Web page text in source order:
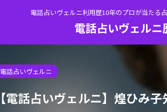
電話占いヴェルニ利用歴10年のプロが当たる
電話占いヴェル
電話占いヴェルニ
【電話占いヴェルニ】煌ひみ